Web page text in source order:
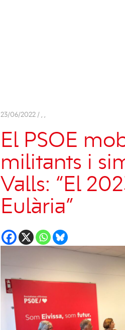
23/06/2022 / , ,
El PSOE
militants i
Valls: “El
Eulària”